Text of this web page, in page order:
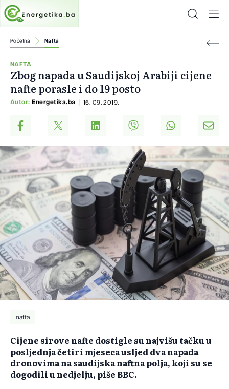
Početna Nafta
NAFTA
Zbog napada u Saudijskoj Arabiji cijene
nafte porasle i do 19 posto
Autor: Energetika.ba 16. 09. 2019.
nafta
Cijene sirove nafte dostigle su najvišu tačku u
posljednja četiri mjeseca usljed dva napada
dronovima na saudijska naftna polja, koji su se
dogodili u nedjelju, piše BBC.